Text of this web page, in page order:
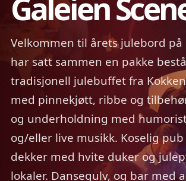
Galeien
Velkommen til årets julebord på
har satt sammen en pakke
tradisjonell julebuffet fra
med pinnekjøtt, ribbe og
og underholdning med
og/eller live musikk. Koselig
dekker med hvite duker og
lokaler. Dansegulv, og bar med